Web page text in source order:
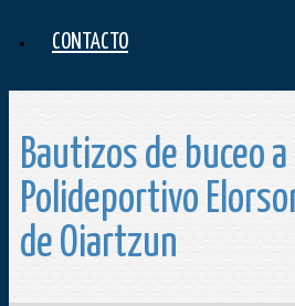
CONTACTO
Bautizos de buceo
Polideportivo
de Oiartzun